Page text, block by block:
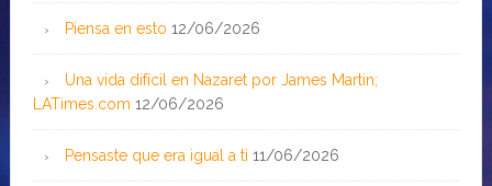
Piensa en esto 12/06/2026
Una vida difícil en Nazaret por James Martin;
LATimes.com 12/06/2026
Pensaste que era igual a ti 11/06/2026